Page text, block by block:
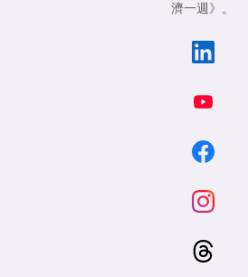
濟一週》
。